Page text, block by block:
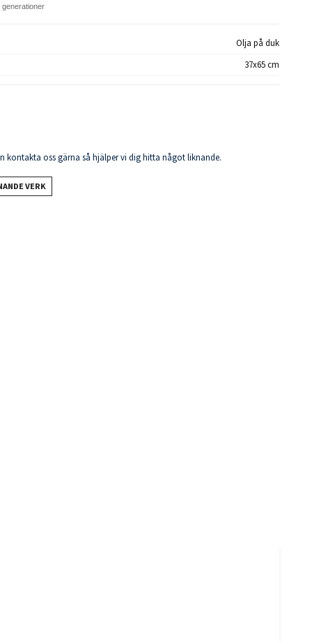
generationer
Olja på duk
37x65 cm
kontakta oss gärna så hjälper vi dig hitta något liknande.
VERK